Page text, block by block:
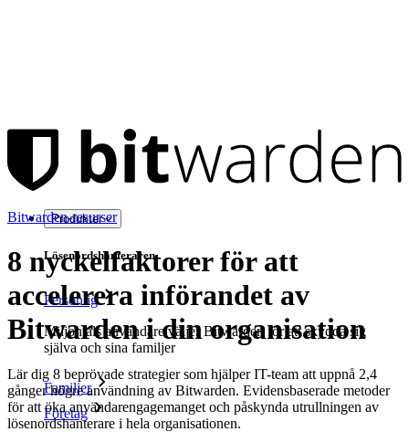
Produkter
Lösenordshanteraren
Personlig
Miljontals användare väljer Bitwarden för att skydda sig
själva och sina familjer
Familjer
Företag
Bitwarden-resurser
8 nyckelfaktorer för att
accelerera införandet av
Bitwarden i din organisation
Lär dig 8 beprövade strategier som hjälper IT-team att uppnå 2,4
gånger högre användning av Bitwarden. Evidensbaserade metoder
för att öka användarengagemanget och påskynda utrullningen av
lösenordshanterare i hela organisationen.